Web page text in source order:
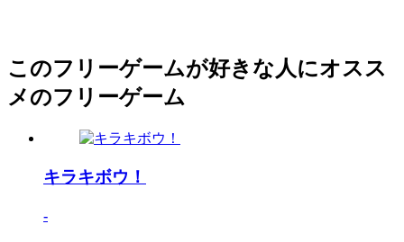
このフリーゲームが好きな人にオスス
メのフリーゲーム
キラキボウ！
-